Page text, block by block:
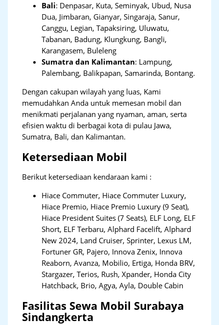
Bali: Denpasar, Kuta, Seminyak, Ubud, Nusa
Dua, Jimbaran, Gianyar, Singaraja, Sanur,
Canggu, Legian, Tapaksiring, Uluwatu,
Tabanan, Badung, Klungkung, Bangli,
Karangasem, Buleleng
Sumatra dan Kalimantan: Lampung,
Palembang, Balikpapan, Samarinda, Bontang.
Dengan cakupan wilayah yang luas, Kami
memudahkan Anda untuk memesan mobil dan
menikmati perjalanan yang nyaman, aman, serta
efisien waktu di berbagai kota di pulau Jawa,
Sumatra, Bali, dan Kalimantan.
Ketersediaan Mobil
Berikut ketersediaan kendaraan kami :
Hiace Commuter, Hiace Commuter Luxury,
Hiace Premio, Hiace Premio Luxury (9 Seat),
Hiace President Suites (7 Seats), ELF Long, ELF
Short, ELF Terbaru, Alphard Facelift, Alphard
New 2024, Land Cruiser, Sprinter, Lexus LM,
Fortuner GR, Pajero, Innova Zenix, Innova
Reaborn, Avanza, Mobilio, Ertiga, Honda BRV,
Stargazer, Terios, Rush, Xpander, Honda City
Hatchback, Brio, Agya, Ayla, Double Cabin
Fasilitas Sewa Mobil Surabaya
Sindangkerta